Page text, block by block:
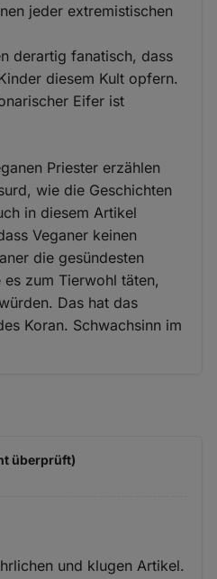
jeder extremistischen
derartig fanatisch, dass
diesem Kult opfern.
Eifer ist
Priester erzählen
wie die Geschichten
in diesem Artikel
Veganer keinen
die gesündesten
zum Tierwohl täten,
Das hat das
Koran. Schwachsinn im
überprüft)
und klugen Artikel.